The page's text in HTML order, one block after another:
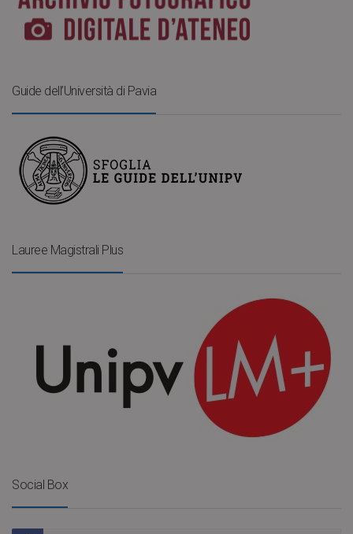
Guide dell’Università di Pavia
Lauree Magistrali Plus
Social Box